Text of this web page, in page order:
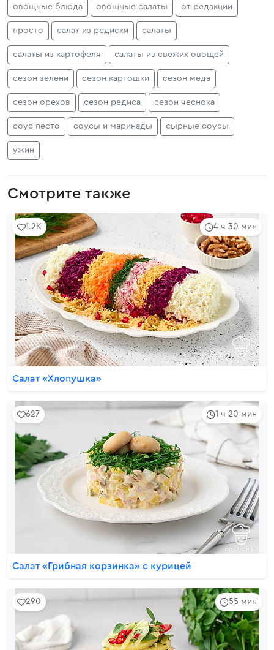
овощные блюда овощные салаты от редакции
просто салат из редиски салаты
салаты из картофеля салаты из свежих овощей
сезон зелени сезон картошки сезон меда
сезон орехов сезон редиса сезон чеснока
соус песто соусы и маринады сырные соусы
ужин
Смотрите также
4 ч 30 мин
1.2K
Салат «Хлопушка»
1 ч 20 мин
627
Салат «Грибная корзинка» с курицей
55 мин
290